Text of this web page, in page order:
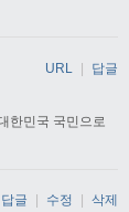
한민국 국민으로
URL | 답글
답글 수정 삭제